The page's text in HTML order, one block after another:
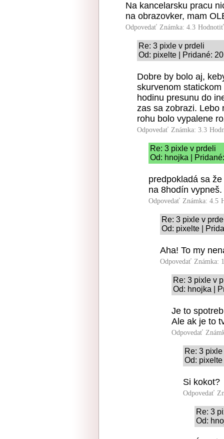
Na kancelarsku pracu
na obrazovker, mam
Odpovedať Známka: 4.3
Re: 3 pixle v prdeli
Od: pixelte | Pridané:
Dobre by bolo aj,
skurvenom
hodinu presunu do
zas sa zobrazi. Lebo
rohu bolo vypalene
Odpovedať Známka: 3.3
Re: 3 pixle v prdeli
Od: hnojka |
predpokladá sa
na 8hodín vypneš.
Odpovedať Známka: 4.5
Re: 3 pixle v
Od: pixelte |
Aha! To my
Odpovedať Známka:
Re: 3 pixle v
Od: hnojka |
Je to
Ale ak je to
Odpovedať
Re: 3
Od:
Si kokot?
Odpovedať
Re: 3
Od: